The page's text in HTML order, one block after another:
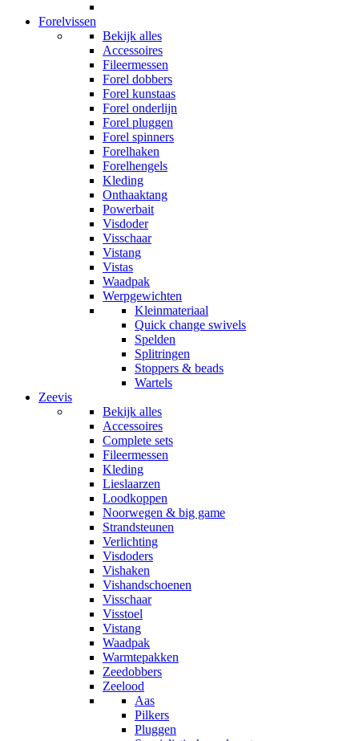
Forelvissen
Bekijk alles
Accessoires
Fileermessen
Forel dobbers
Forel kunstaas
Forel onderlijn
Forel pluggen
Forel spinners
Forelhaken
Forelhengels
Kleding
Onthaaktang
Powerbait
Visdoder
Visschaar
Vistang
Vistas
Waadpak
Werpgewichten
Kleinmateriaal
Quick change swivels
Spelden
Splitringen
Stoppers & beads
Wartels
Zeevis
Bekijk alles
Accessoires
Complete sets
Fileermessen
Kleding
Lieslaarzen
Loodkoppen
Noorwegen & big game
Strandsteunen
Verlichting
Visdoders
Vishaken
Vishandschoenen
Visschaar
Visstoel
Vistang
Waadpak
Warmtepakken
Zeedobbers
Zeelood
Aas
Pilkers
Pluggen